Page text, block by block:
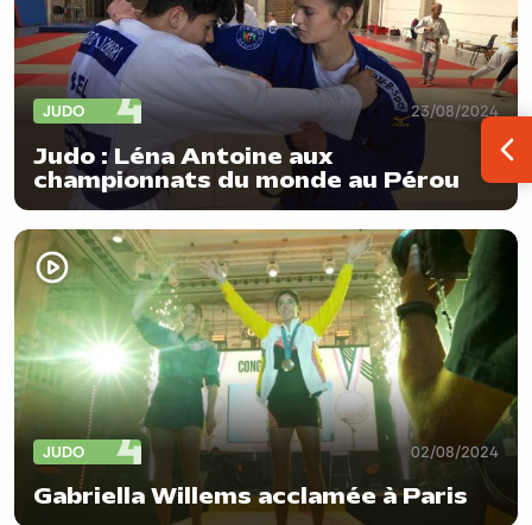
JUDO 23/08/2024
Judo : Léna Antoine aux
championnats du monde au Pérou
JUDO 02/08/2024
Gabriella Willems acclamée à Paris